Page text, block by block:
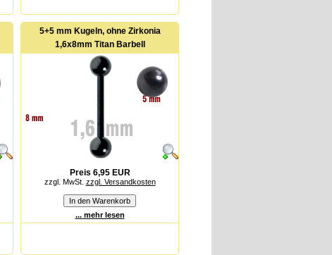
5+5 mm Kugeln, ohne Zirkonia
1,6x8mm Titan Barbell
Preis 6,95 EUR
zzgl. MwSt. zzgl. Versandkosten
... mehr lesen